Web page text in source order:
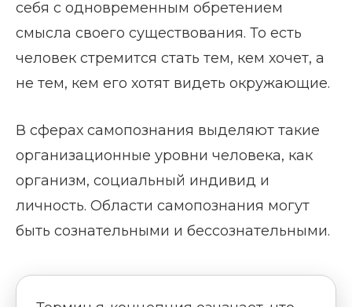
себя с одновременным обретением
смысла своего существования. То есть
человек стремится стать тем, кем хочет, а
не тем, кем его хотят видеть окружающие.
В сферах самопознания выделяют такие
организационные уровни человека, как
организм, социальный индивид и
личность. Области самопознания могут
быть сознательными и бессознательными.